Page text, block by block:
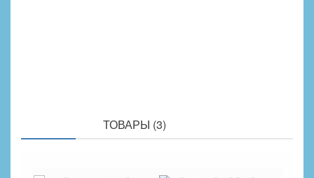
ТОВАРЫ (3)